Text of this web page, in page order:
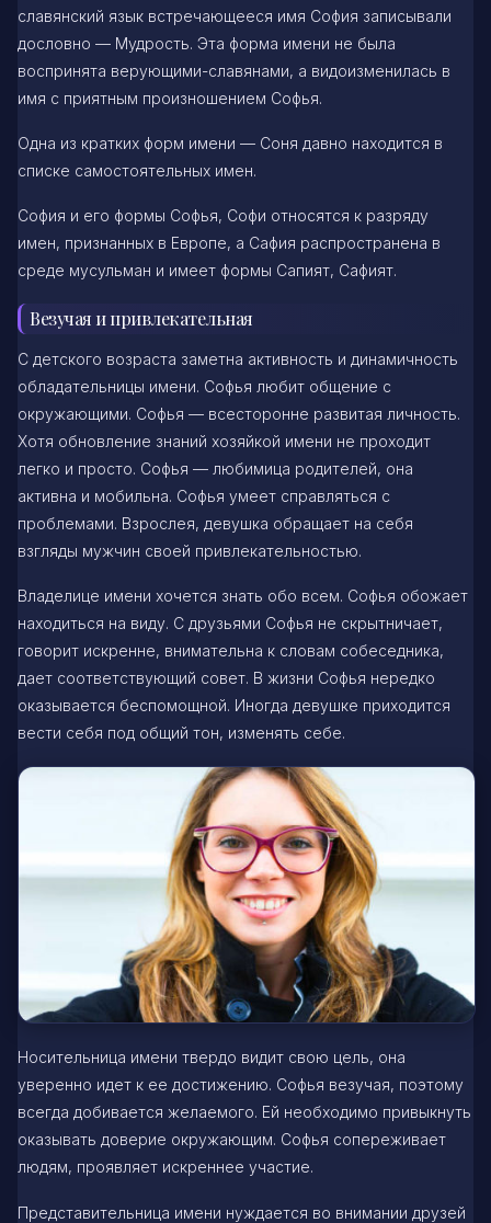
славянский язык встречающееся имя София записывали
дословно — Мудрость. Эта форма имени не была
воспринята верующими-славянами, а видоизменилась в
имя с приятным произношением Софья.
Одна из кратких форм имени — Соня давно находится в
списке самостоятельных имен.
София и его формы Софья, Софи относятся к разряду
имен, признанных в Европе, а Сафия распространена в
среде мусульман и имеет формы Сапият, Сафият.
Везучая и привлекательная
С детского возраста заметна активность и динамичность
обладательницы имени. Софья любит общение с
окружающими. Софья — всесторонне развитая личность.
Хотя обновление знаний хозяйкой имени не проходит
легко и просто. Софья — любимица родителей, она
активна и мобильна. Софья умеет справляться с
проблемами. Взрослея, девушка обращает на себя
взгляды мужчин своей привлекательностью.
Владелице имени хочется знать обо всем. Софья обожает
находиться на виду. С друзьями Софья не скрытничает,
говорит искренне, внимательна к словам собеседника,
дает соответствующий совет. В жизни Софья нередко
оказывается беспомощной. Иногда девушке приходится
вести себя под общий тон, изменять себе.
Носительница имени твердо видит свою цель, она
уверенно идет к ее достижению. Софья везучая, поэтому
всегда добивается желаемого. Ей необходимо привыкнуть
оказывать доверие окружающим. Софья сопереживает
людям, проявляет искреннее участие.
Представительница имени нуждается во внимании друзей